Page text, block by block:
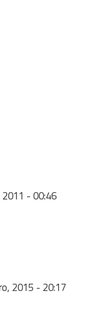
- 00:46
2015 - 20:17